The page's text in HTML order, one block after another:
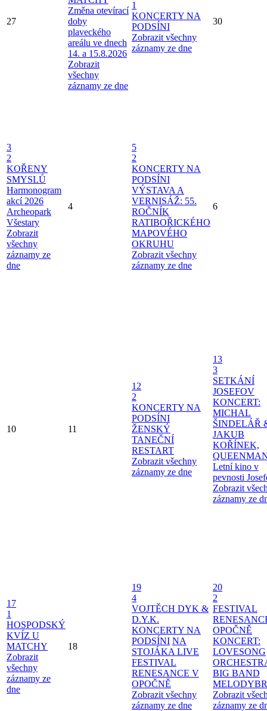
27
Změna otevírací
doby
plaveckého
areálu ve dnech
14. a 15.8.2026
Zobrazit
všechny
záznamy ze dne
1
KONCERTY NA
PODSÍNI
Zobrazit všechny
záznamy ze dne
30
3
2
KOŘENY
SMYSLŮ
Harmonogram
akcí 2026
Archeopark
Všestary
Zobrazit
všechny
záznamy ze
dne
4
5
2
KONCERTY NA
PODSÍNI
VÝSTAVA A
VERNISÁŽ: 55.
ROČNÍK
RATIBOŘICKÉHO
MAPOVÉHO
OKRUHU
Zobrazit všechny
záznamy ze dne
6
10 11
12
2
KONCERTY NA
PODSÍNI
ŽENSKÝ
TANEČNÍ
RESTART
Zobrazit všechny
záznamy ze dne
13
3
SETKÁNÍ
JOSEFOV
KONCERT:
MICHAL
ŠINDELÁŘ
JAKUB
KOŘÍNEK,
Letní kino v
pevnosti
Zobrazit
záznamy ze
17
1
HOSPODSKÝ
KVÍZ U
MATCHY
Zobrazit
všechny
záznamy ze
dne
18
19
4
VOJTĚCH DYK &
D.Y.K.
KONCERTY NA
PODSÍNI NA
STOJÁKA LIVE
FESTIVAL
RENESANCE V
OPOČNĚ
Zobrazit všechny
záznamy ze dne
20
2
FESTIVAL
OPOČNĚ
KONCERT:
LOVESONG
BIG BAND
Zobrazit
záznamy ze